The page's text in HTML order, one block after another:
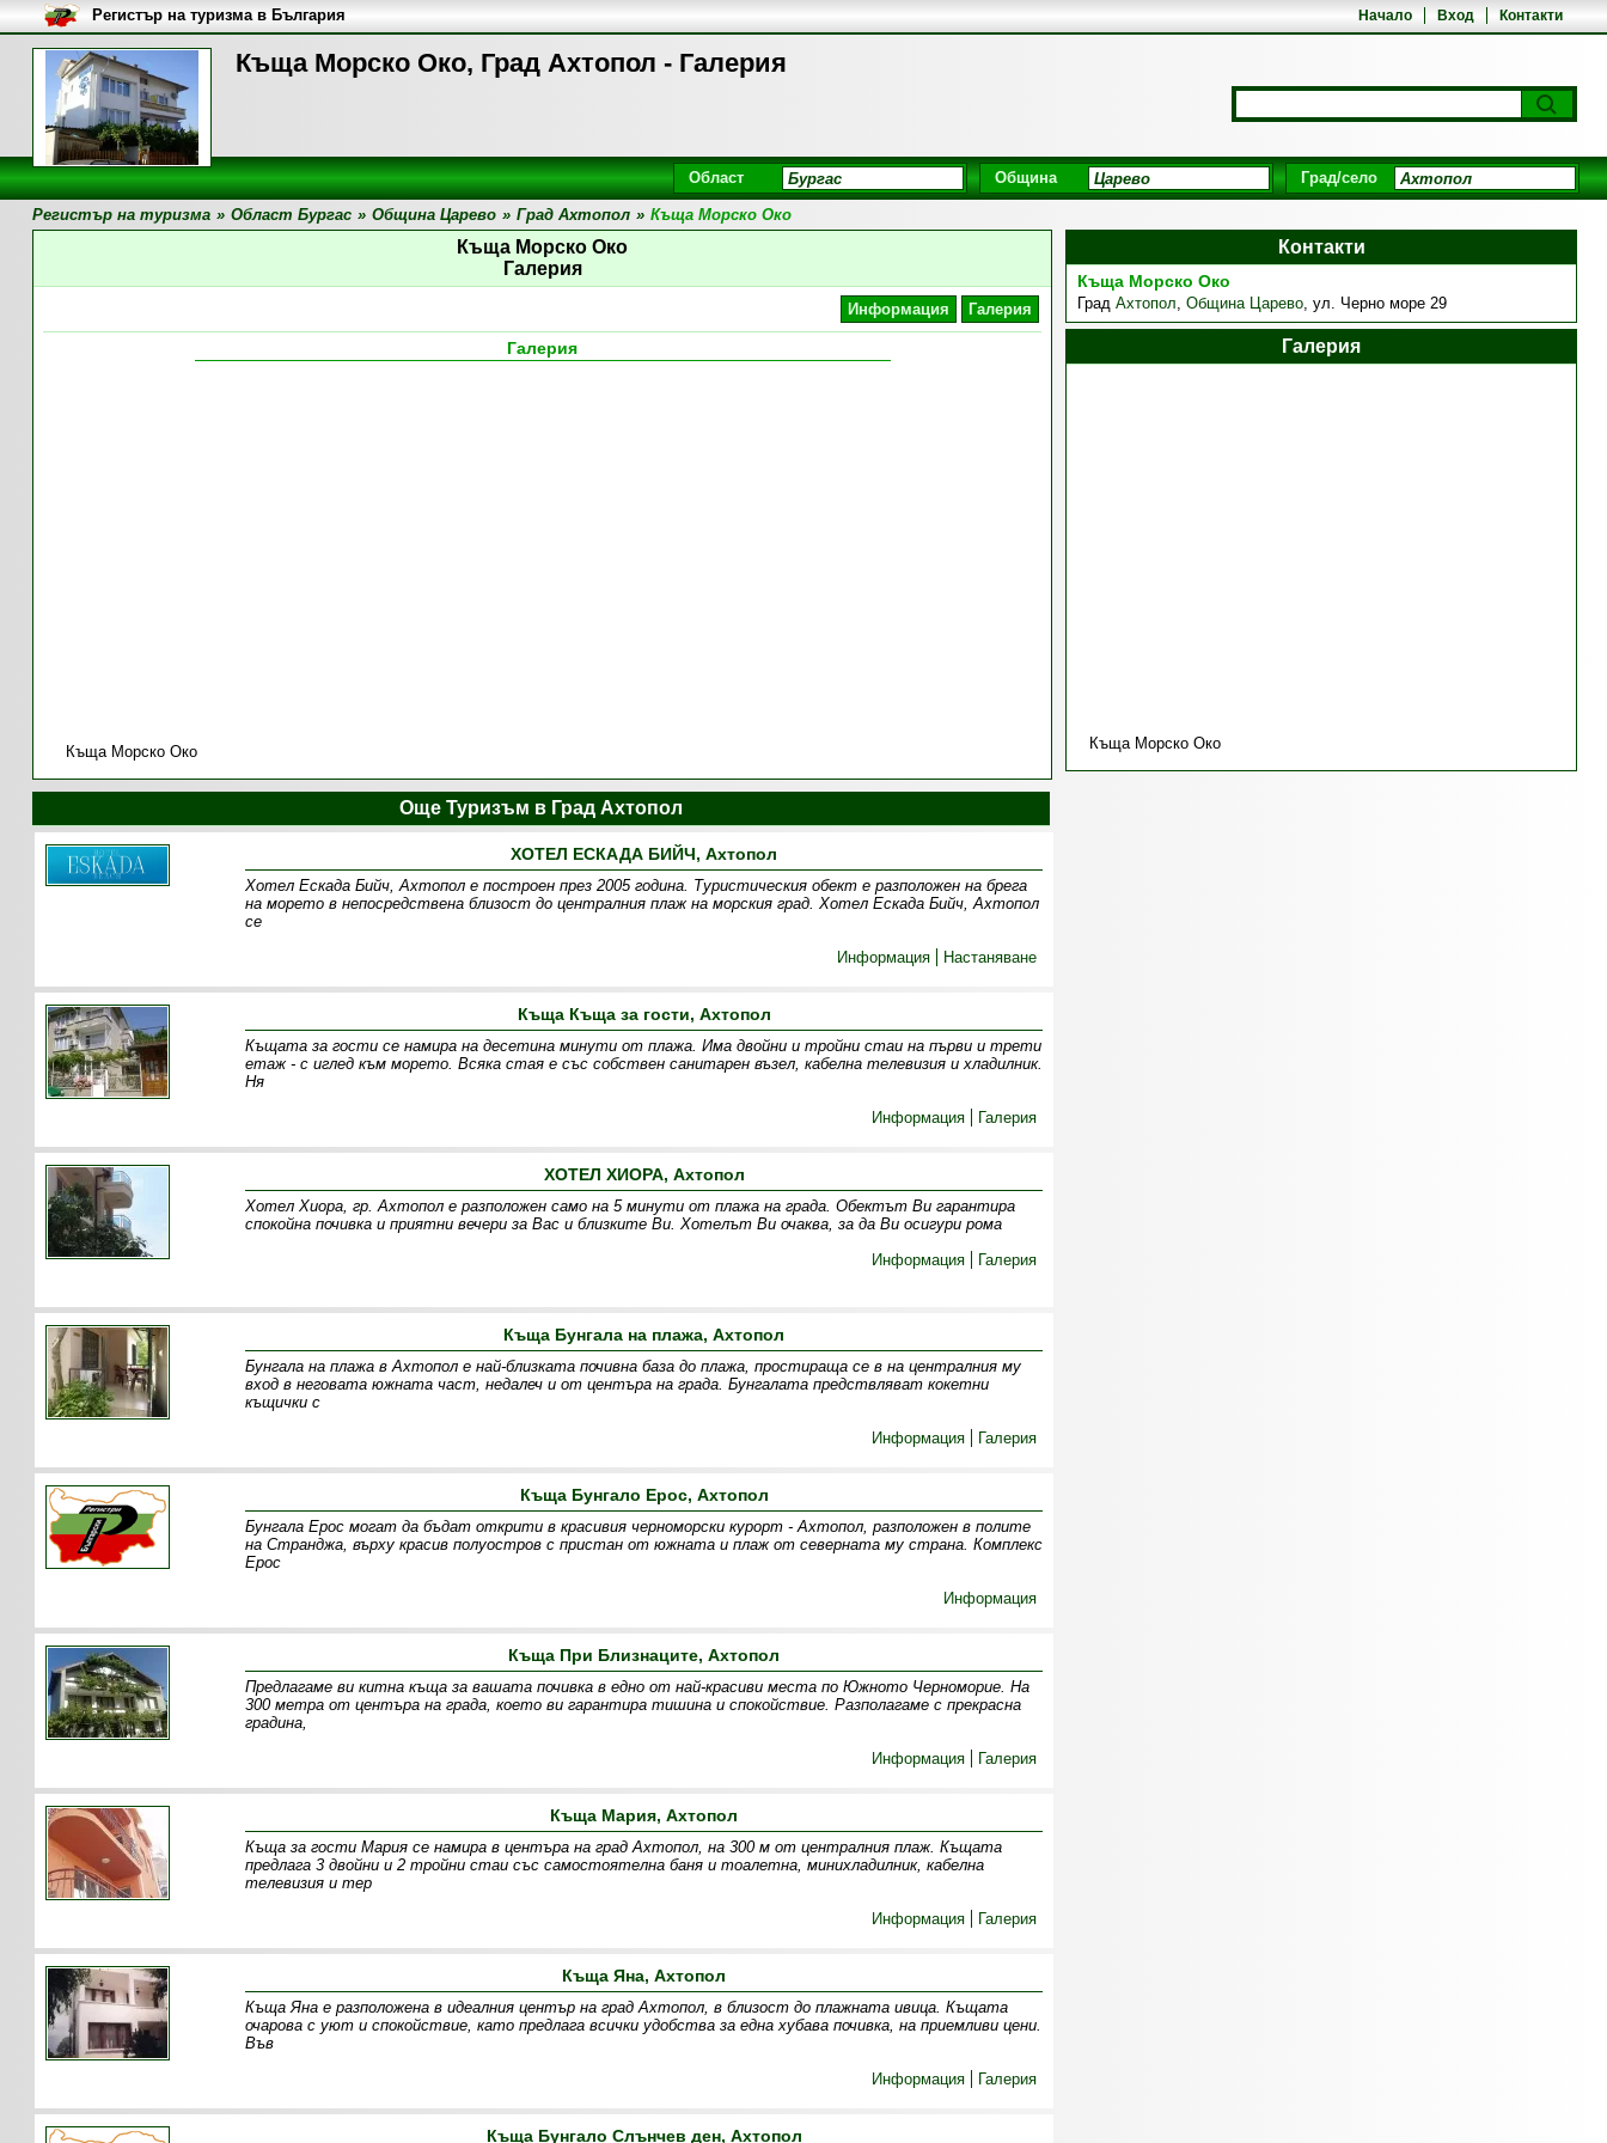
Къща Морско Око, Град Ахтопол - Галерия
Начало Вход Контакти
Регистър на туризма в България
Област Община Град/село
Регистър на туризма » Област Бургас » Община Царево » Град Ахтопол » Къща Морско Око
Къща Морско Око
Галерия
Информация Галерия
Галерия
Къща Морско Око
Контакти
Къща Морско Око
Град Ахтопол, Община Царево, ул. Черно море 29
Галерия
Къща Морско Око
Още Туризъм в Град Ахтопол
ХОТЕЛ ЕСКАДА БИЙЧ, Ахтопол
Хотел Ескада Бийч, Ахтопол е построен през 2005 година. Туристическия обект е разположен на брега
на морето в непосредствена близост до централния плаж на морския град. Хотел Ескада Бийч, Ахтопол
се
Информация
Настаняване
Къща Къща за гости, Ахтопол
Къщата за гости се намира на десетина минути от плажа. Има двойни и тройни стаи на първи и трети
етаж - с иглед към морето. Всяка стая е със собствен санитарен възел, кабелна телевизия и хладилник.
Ня
Информация
Галерия
ХОТЕЛ ХИОРА, Ахтопол
Хотел Хиора, гр. Ахтопол е разположен само на 5 минути от плажа на града. Обектът Ви гарантира
спокойна почивка и приятни вечери за Вас и близките Ви. Хотелът Ви очаква, за да Ви осигури рома
Информация
Галерия
Къща Бунгала на плажа, Ахтопол
Бунгала на плажа в Ахтопол е най-близката почивна база до плажа, простираща се в на централния му
вход в неговата южната част, недалеч и от центъра на града. Бунгалата предствляват кокетни
къщички с
Информация
Галерия
Къща Бунгало Ерос, Ахтопол
Бунгала Ерос могат да бъдат открити в красивия черноморски курорт - Ахтопол, разположен в полите
на Странджа, върху красив полуостров с пристан от южната и плаж от северната му страна. Комплекс
Ерос
Информация
Къща При Близнаците, Ахтопол
Предлагаме ви китна къща за вашата почивка в едно от най-красиви места по Южното Черноморие. На
300 метра от центъра на града, което ви гарантира тишина и спокойствие. Разполагаме с прекрасна
градина,
Информация
Галерия
Къща Мария, Ахтопол
Къща за гости Мария се намира в центъра на град Ахтопол, на 300 м от централния плаж. Къщата
предлага 3 двойни и 2 тройни стаи със самостоятелна баня и тоалетна, минихладилник, кабелна
телевизия и тер
Информация
Галерия
Къща Яна, Ахтопол
Къща Яна е разположена в идеалния център на град Ахтопол, в близост до плажната ивица. Къщата
очарова с уют и спокойствие, като предлага всички удобства за една хубава почивка, на приемливи цени.
Във
Информация
Галерия
Къща Бунгало Слънчев ден, Ахтопол